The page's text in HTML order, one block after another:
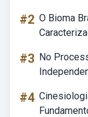
#2 O Bioma
#3 No
#4